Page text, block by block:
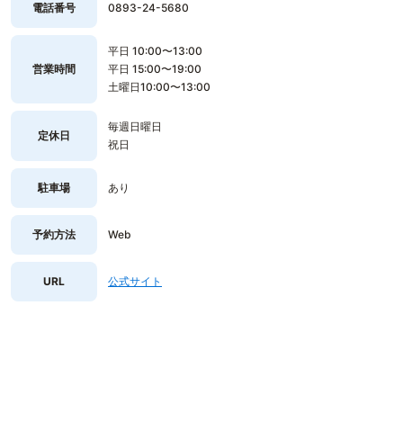
電話番号 0893-24-5680
営業時間
平日 10:00〜13:00
平日 15:00〜19:00
土曜日10:00〜13:00
定休日
毎週日曜日
祝日
駐車場 あり
予約方法 Web
URL 公式サイト